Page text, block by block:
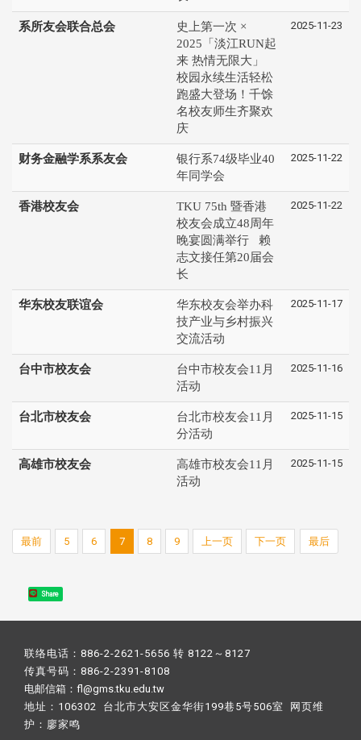
系所友会联合总会
史上第一次 ×
2025「淡江RUN起
来 热情无限大」
校园永续生活轻松
跑盛大登场！千馀
名校友师生齐聚欢
庆
2025-11-23
财务金融学系系友会
银行系74级毕业40
年同学会
2025-11-22
香港校友会
TKU 75th 暨香港
校友会成立48周年
晚宴圆满举行 赖
志文接任第20届会
长
2025-11-22
华东校友联谊会
华东校友会举办科
技产业与乡村振兴
交流活动
2025-11-17
台中市校友会
台中市校友会11月
活动
2025-11-16
台北市校友会
台北市校友会11月
分活动
2025-11-15
高雄市校友会
高雄市校友会11月
活动
2025-11-15
最前 5 6 7 8 9 上一页 下一页 最后
Share
联络电话：886-2-2621-5656 转 8122～8127
传真号码：886-2-2391-8108
电邮信箱：fl@gms.tku.edu.tw
地址：106302 台北市大安区金华街199巷5号506室 网页维
护： 廖家鸣​